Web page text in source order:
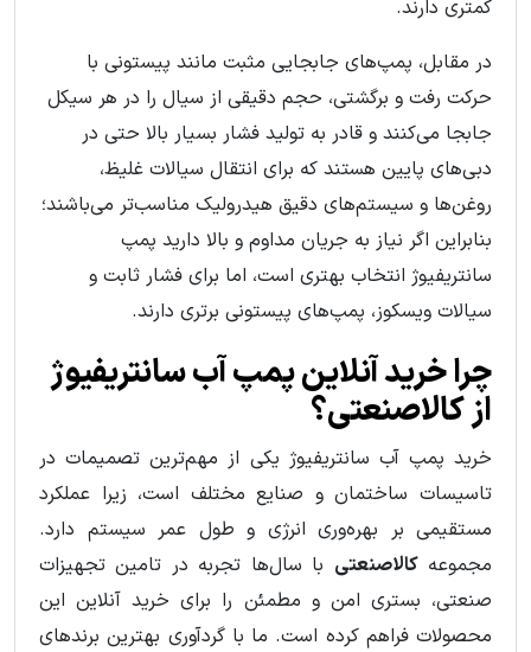
کمتری دارند.
در مقابل، پمپ‌های جابجایی مثبت مانند پیستونی با
حرکت رفت و برگشتی، حجم دقیقی از سیال را در هر سیکل
جابجا می‌کنند و قادر به تولید فشار بسیار بالا حتی در
دبی‌های پایین هستند که برای انتقال سیالات غلیظ،
روغن‌ها و سیستم‌های دقیق هیدرولیک مناسب‌تر می‌باشند؛
بنابراین اگر نیاز به جریان مداوم و بالا دارید پمپ
سانتریفیوژ انتخاب بهتری است، اما برای فشار ثابت و
سیالات ویسکوز، پمپ‌های پیستونی برتری دارند.
چرا خرید آنلاین پمپ آب سانتریفیوژ
از کالاصنعتی؟
خرید پمپ آب سانتریفیوژ یکی از مهم‌ترین تصمیمات در
تاسیسات ساختمان و صنایع مختلف است، زیرا عملکرد
مستقیمی بر بهره‌وری انرژی و طول عمر سیستم دارد.
مجموعهکالاصنعتی با سال‌ها تجربه در تامین تجهیزات
صنعتی، بستری امن و مطمئن را برای خرید آنلاین این
محصولات فراهم کرده است. ما با گردآوری بهترین برندهای